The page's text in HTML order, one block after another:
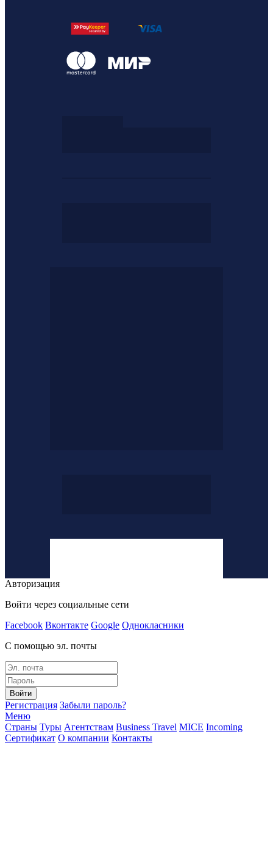
Авторизация
Войти через социальные сети
Facebook Вконтакте Google Однокласники
С помощью эл. почты
Войти
Регистрация Забыли пароль?
Меню
Страны Туры Агентствам Business Travel MICE Incoming
Сертификат О компании Контакты